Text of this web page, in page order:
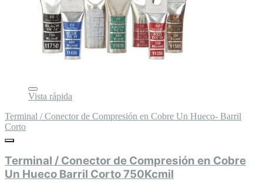
Vista rápida
Terminal / Conector de Compresión en Cobre Un Hueco- Barril
Corto
Terminal / Conector de Compresión en Cobre
Un Hueco Barril Corto 750Kcmil